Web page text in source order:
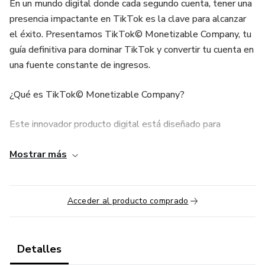
En un mundo digital donde cada segundo cuenta, tener una
presencia impactante en TikTok es la clave para alcanzar
el éxito. Presentamos TikTok© Monetizable Company, tu
guía definitiva para dominar TikTok y convertir tu cuenta en
una fuente constante de ingresos.
¿Qué es TikTok© Monetizable Company?
Este innovador producto digital está diseñado para
crear contenido viral en TikTok. Ya seas un emprendedor,
compartir su mensaje con el mundo, TikTok© Monetizable
Company te proporcionará las estrategias y herramientas
necesarias para destacar en esta popular plataforma.
¿Qué Incluye TikTok© Monetizable Company?
Mostrar más
Acceder al producto comprado
Detalles